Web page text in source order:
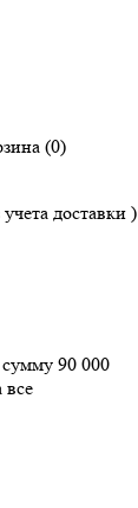
(0)
учета доставки )
сумму 90 000
все